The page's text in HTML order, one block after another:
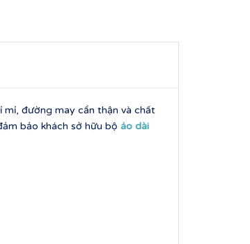
mỉ, đường may cẩn thận và chất
bảo khách sở hữu bộ áo dài